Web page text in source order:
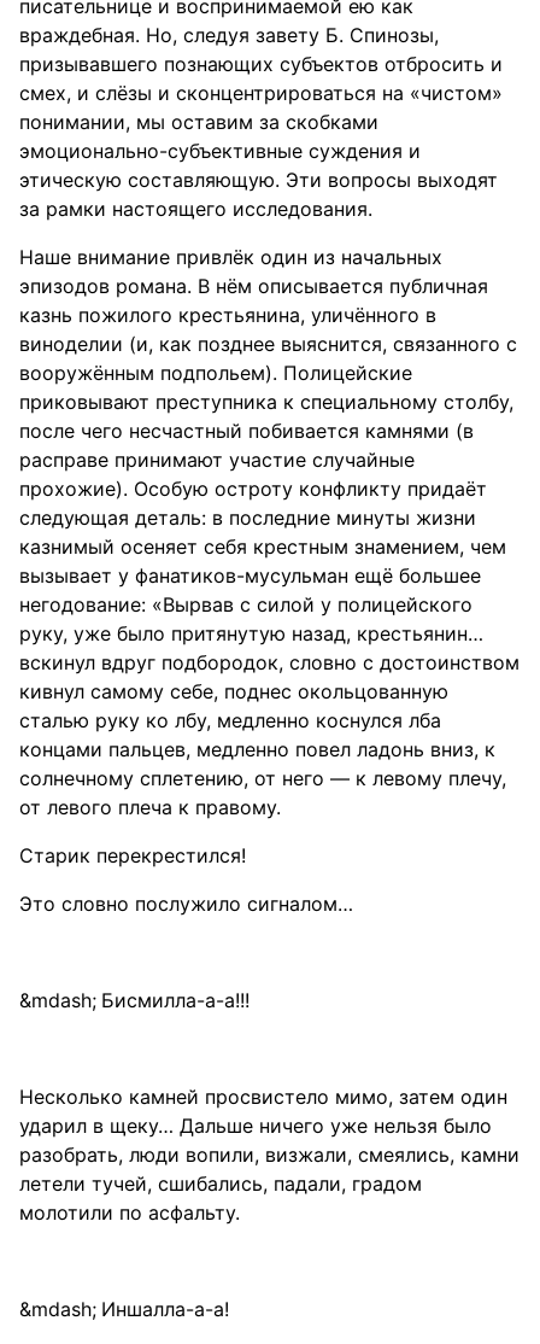
писательнице и воспринимаемой ею как
враждебная. Но, следуя завету Б. Спинозы,
призывавшего познающих субъектов отбросить и
смех, и слёзы и сконцентрироваться на «чистом»
понимании, мы оставим за скобками
эмоционально-субъективные суждения и
этическую составляющую. Эти вопросы выходят
за рамки настоящего исследования.
Наше внимание привлёк один из начальных
эпизодов романа. В нём описывается публичная
казнь пожилого крестьянина, уличённого в
виноделии (и, как позднее выяснится, связанного с
вооружённым подпольем). Полицейские
приковывают преступника к специальному столбу,
после чего несчастный побивается камнями (в
расправе принимают участие случайные
прохожие). Особую остроту конфликту придаёт
следующая деталь: в последние минуты жизни
казнимый осеняет себя крестным знамением, чем
вызывает у фанатиков-мусульман ещё большее
негодование: «Вырвав с силой у полицейского
руку, уже было притянутую назад, крестьянин…
вскинул вдруг подбородок, словно с достоинством
кивнул самому себе, поднес окольцованную
сталью руку ко лбу, медленно коснулся лба
концами пальцев, медленно повел ладонь вниз, к
солнечному сплетению, от него — к левому плечу,
от левого плеча к правому.
Старик перекрестился!
Это словно послужило сигналом…
Бисмилла-а-а!!!
Несколько камней просвистело мимо, затем один
ударил в щеку… Дальше ничего уже нельзя было
разобрать, люди вопили, визжали, смеялись, камни
летели тучей, сшибались, падали, градом
молотили по асфальту.
Иншалла-а-а!